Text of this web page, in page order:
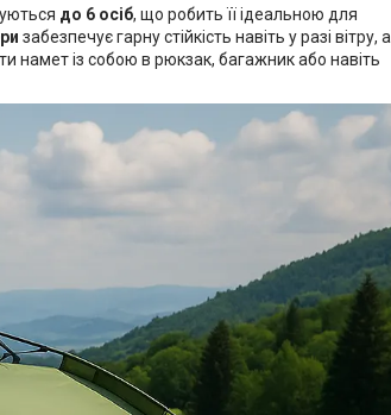
до 6 осіб, що робить її ідеальною для
забезпечує гарну стійкість навіть у разі вітру, а
намет із собою в рюкзак, багажник або навіть